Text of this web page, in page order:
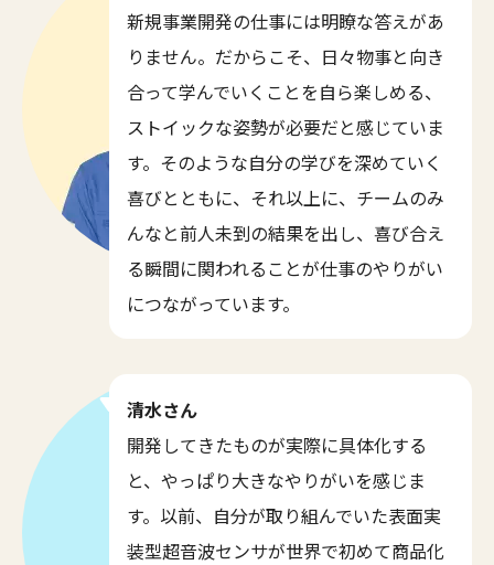
新規事業開発の仕事には明瞭な答えがあ
りません。だからこそ、日々物事と向き
合って学んでいくことを自ら楽しめる、
ストイックな姿勢が必要だと感じていま
す。そのような自分の学びを深めていく
喜びとともに、それ以上に、チームのみ
んなと前人未到の結果を出し、喜び合え
る瞬間に関われることが仕事のやりがい
につながっています。
清水さん
開発してきたものが実際に具体化する
と、やっぱり大きなやりがいを感じま
す。以前、自分が取り組んでいた表面実
装型超音波センサが世界で初めて商品化